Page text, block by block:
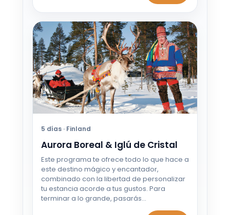
27 SEP - 4 OCT 2026
Desde €785
28 SEP - 5 OCT 2026
Desde €785
29 SEP - 6 OCT 2026
Desde €785
1 OCT - 8 OCT 2026
Desde €699
2 OCT - 9 OCT 2026
Desde €699
5 días · Finland
Aurora Boreal & Iglú de Cristal
Este programa te ofrece todo lo que hace a
este destino mágico y encantador,
combinado con la libertad de personalizar
tu estancia acorde a tus gustos. Para
terminar a lo grande, pasarás…